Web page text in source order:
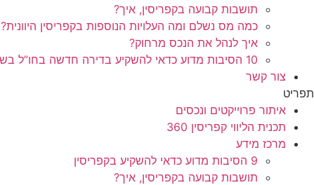
תושבות קבועה בקפריסין, איך?
כמה מס נשלם ומה העלויות הנוספות בקפריסין היוונית?
איך לנהל את הנכס מרחוק?
10 הסיבות מדוע כדאי להשקיע בדירה חדשה בחו”ל בשלב הפריסייל
צור קשר
תפריט
איתור פרוייקטים ונכסים
תכנית הליווי קפריסין 360
מרכז מידע
9 הסיבות מדוע כדאי להשקיע בקפריסין
תושבות קבועה בקפריסין, איך?